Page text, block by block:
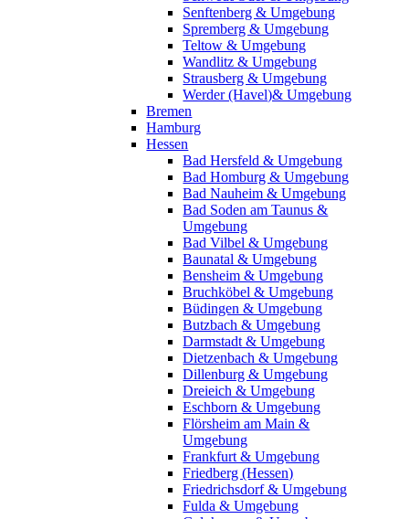
Senftenberg & Umgebung
Spremberg & Umgebung
Teltow & Umgebung
Wandlitz & Umgebung
Strausberg & Umgebung
Werder (Havel)& Umgebung
Bremen
Hamburg
Hessen
Bad Hersfeld & Umgebung
Bad Homburg & Umgebung
Bad Nauheim & Umgebung
Bad Soden am Taunus &
Umgebung
Bad Vilbel & Umgebung
Baunatal & Umgebung
Bensheim & Umgebung
Bruchköbel & Umgebung
Büdingen & Umgebung
Butzbach & Umgebung
Darmstadt & Umgebung
Dietzenbach & Umgebung
Dillenburg & Umgebung
Dreieich & Umgebung
Eschborn & Umgebung
Flörsheim am Main &
Umgebung
Frankfurt & Umgebung
Friedberg (Hessen)
Friedrichsdorf & Umgebung
Fulda & Umgebung